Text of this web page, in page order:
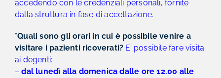
accedendo con le credenziali personali, fornite
dalla struttura in fase di accettazione.
“Quali sono gli orari in cui è possibile venire a
visitare i pazienti ricoverati? E’ possibile fare visita
ai degenti:
–dal lunedì alla domenica dalle ore 12.00 alle